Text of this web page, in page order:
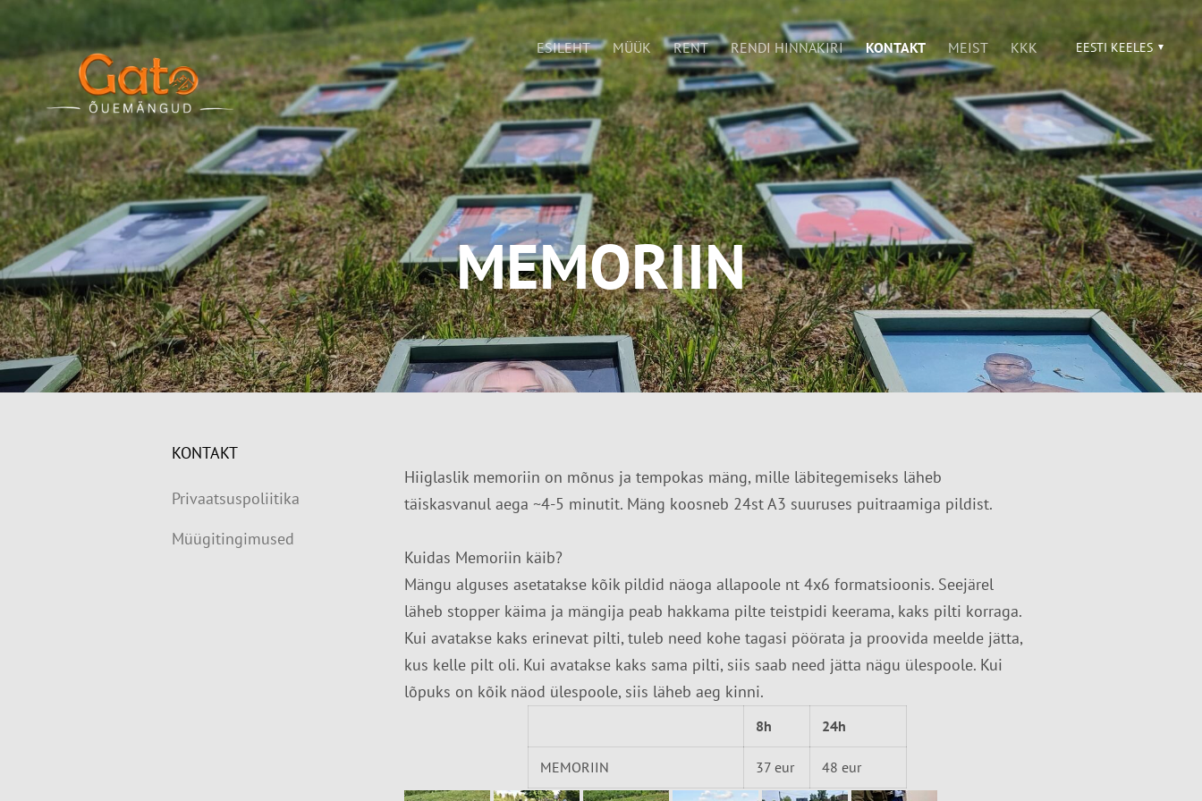
ESILEHT MÜÜK RENT RENDI HINNAKIRI KONTAKT MEIST KKK EESTI KEELES
MEMORIIN
KONTAKT
Privaatsuspoliitika
Müügitingimused
Hiiglaslik memoriin on mõnus ja tempokas mäng, mille läbitegemiseks läheb
täiskasvanul aega ~4-5 minutit. Mäng koosneb 24st A3 suuruses puitraamiga pildist.
Kuidas Memoriin käib?
Mängu alguses asetatakse kõik pildid näoga allapoole nt 4x6 formatsioonis. Seejärel
läheb stopper käima ja mängija peab hakkama pilte teistpidi keerama, kaks pilti korraga.
Kui avatakse kaks erinevat pilti, tuleb need kohe tagasi pöörata ja proovida meelde jätta,
kus kelle pilt oli. Kui avatakse kaks sama pilti, siis saab need jätta nägu ülespoole. Kui
lõpuks on kõik näod ülespoole, siis läheb aeg kinni.
8h 24h
MEMORIIN 37 eur 48 eur